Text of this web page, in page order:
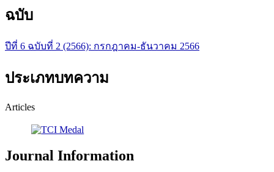
ฉบับ
ปีที่ 6 ฉบับที่ 2 (2566): กรกฎาคม-ธันวาคม 2566
ประเภทบทความ
Articles
Journal Information